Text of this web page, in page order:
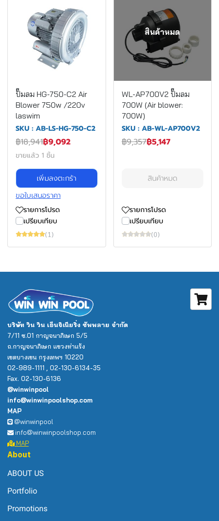
ปั๊มลม HG-750-C2 Air
Blower 750w /220v
laswim
SKU : AB-LS-HG-750-C2
฿18,941฿9,092
ขายแล้ว 1 ชิ้น
เพิ่มลงตะกร้า
ขอใบเสนอราคา
รายการโปรด
เปรียบเทียบ
(1)
สินค้าหมด
WL-AP700V2 ปั๊มลม
700W (Air blower:
700W)
SKU : AB-WL-AP700V2
฿9,357฿5,147
สินค้าหมด
รายการโปรด
เปรียบเทียบ
(0)
บริษัท วิน วิน เอ็นจิเนียริ่ง ซัพพลาย จำกัด
7/11 ซ.01 กาญจนาภิเษก 5/5
ถ.กาญจนาภิเษก แขวงท่าแร้ง
เขตบางเขน กรุงเทพฯ 10220
02-989-1111 , 02-130-6134-35
Fax. 02-130-6136
@winwinpool
info@winwinpoolshop.com
MAP
@winwinpool
info@winwinpoolshop.com
MAP
About
ABOUT US
Portfolio
Promotions